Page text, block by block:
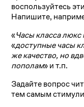
воспользуйтесь
Напишите,
«Часы класса
«доступные часы
же качество, но
пополам» и т.п.
Задайте вопрос
тем самым